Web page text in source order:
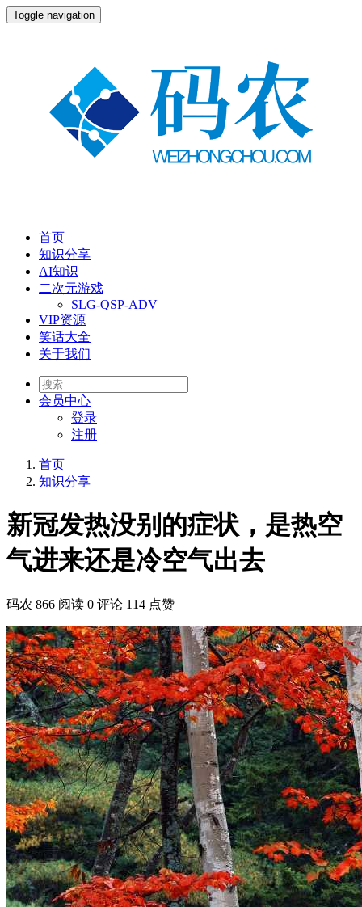
Toggle navigation
首页
知识分享
AI知识
二次元游戏
SLG-QSP-ADV
VIP资源
笑话大全
关于我们
会员中心
登录
注册
首页
知识分享
新冠发热没别的症状，是热空
气进来还是冷空气出去
码农 866 阅读 0 评论 114 点赞